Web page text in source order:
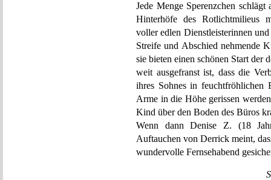
Jede Menge Sperenzchen
Hinterhöfe des Rotlichtmilieus
voller edlen Dienstleisterinnen
Streife und Abschied nehmende
sie bieten einen schönen Start der
weit ausgefranst ist, dass die
ihres Sohnes in
Arme in die Höhe gerissen
Kind über den Boden des Büros
Wenn dann Denise Z. (18
Auftauchen von Derrick meint,
wundervolle Fernsehabend